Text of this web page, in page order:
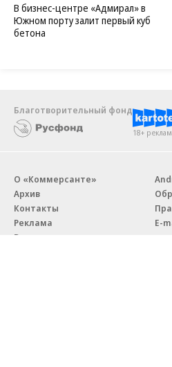
В бизнес-центре «Адмирал» в
Южном порту залит первый куб
бетона
Благотворительный фонд
18+
О «Коммерсанте»
Архив
Контакты
Реклама
Вакансии
E-